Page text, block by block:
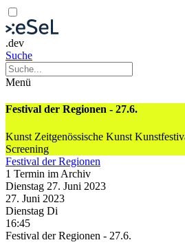
.dev
Suche
Menü
Festival der Regionen - 27.6.
Kunst Zeitgenössische Kunst
Screening
Festival der Regionen
1 Termin im Archiv
Dienstag 27. Juni 2023
27. Juni 2023
Dienstag Di
16:45
Festival der Regionen - 27.6.